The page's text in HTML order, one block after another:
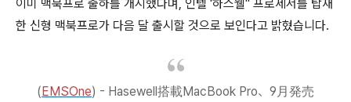
이미 맥북프로 출하를 개시했다며, 인텔 '하스웰" 프로세서를 탑재
한 신형 맥북프로가 다음 달 출시할 것으로 보인다고 밝혔습니다.
(EMSOne) - Hasewell搭載MacBook Pro、9月発売